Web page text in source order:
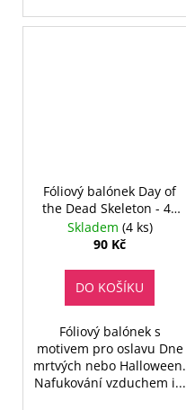
Fóliový balónek Day of
the Dead Skeleton - 43
cm
Skladem (4 ks)
90 Kč
DO KOŠÍKU
Fóliový balónek s
motivem pro oslavu Dne
mrtvých nebo Halloween.
Nafukování vzduchem i...